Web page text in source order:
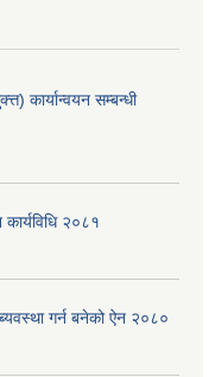
कार्यान्वयन सम्बन्धी
२०८१
ब्यवस्था गर्न बनेको ऐन २०८०